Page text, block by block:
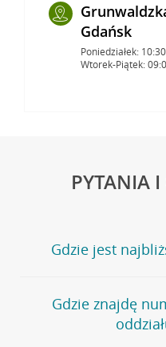
Gdańsk
Poniedziałek:
Wtorek-Piątek:
PYTANIA
Gdzie jest
Jeśli szukasz oddziału
stronęPlacówki i
wygodna wyszukiwarka.
Gdzie znajdę